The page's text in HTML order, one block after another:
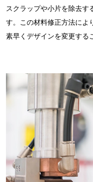
スクラップや小片を除去す
す。この材料修正方法によ
素早くデザインを変更する